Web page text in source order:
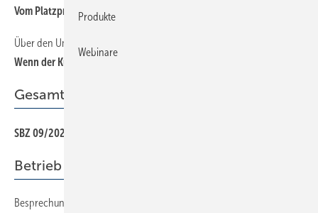
Vom Platzprobl em zu völlig neuen Möglichkeiten
Über den Umgang mit unbezahlten Rechnungen
Wenn der Kunde nicht zahlt
Gesamt-PDF der Ausgabe
SBZ 09/2022 als PDF
Betrieb + Organisation
Besprechungen effektiv gestalten
Produkte
Webinare